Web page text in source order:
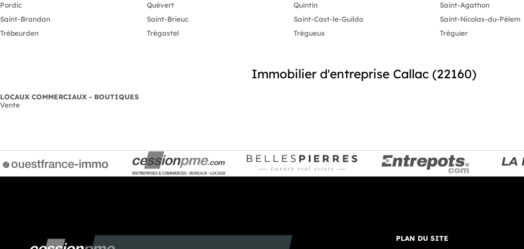
Pordic
Quévert Quintin Saint-Agathon
Saint-Brandan
Saint-Brieuc Saint-Cast-le-Guildo Saint-Nicolas-du-Pélem
Trébeurden
Trégastel Trégueux Tréguier
Immobilier d'entreprise Callac (22160)
LOCAUX COMMERCIAUX - BOUTIQUES
Vente
PLAN DU SITE